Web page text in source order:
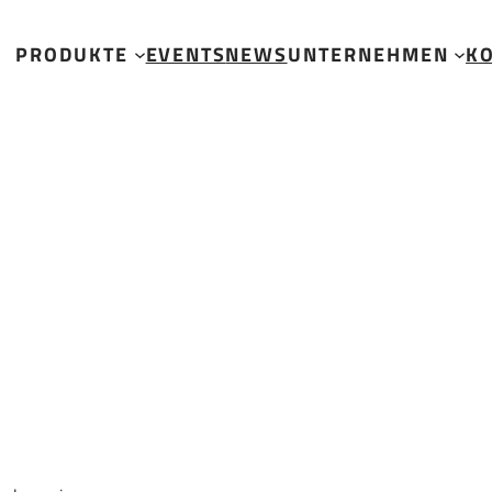
PRODUKTE EVENTSNEWSUNTERNEHMEN